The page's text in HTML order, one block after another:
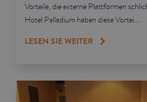
Vorteile, die externe Plattformen
Hotel Palladium haben diese Vortei...
LESEN SIE WEITER